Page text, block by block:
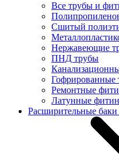
Все трубы и
Сшитый
Нержавеющие
ПНД трубы
Гофрированные
Ремонтные
Латунные
Расширительные